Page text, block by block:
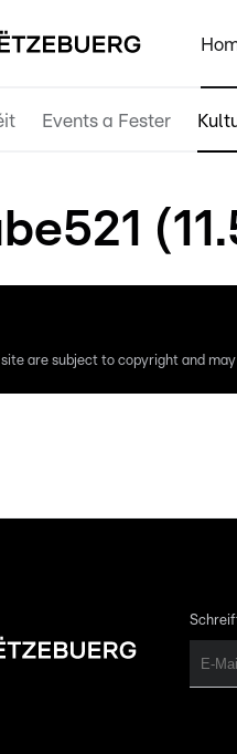
Events a Fester
site are subject to copyright and